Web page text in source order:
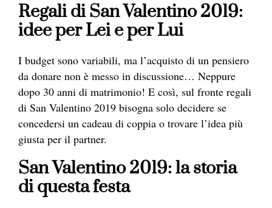
Regali di San Valentino 2019:
idee per Lei e per Lui
I budget sono variabili, ma l’acquisto di un pensiero
da donare non è messo in discussione… Neppure
dopo 30 anni di matrimonio! E così, sul fronte regali
di San Valentino 2019 bisogna solo decidere se
concedersi un cadeau di coppia o trovare l’idea più
giusta per il partner.
San Valentino 2019: la storia
di questa festa